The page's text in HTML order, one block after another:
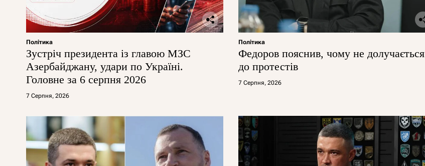
Політика
Зустріч президента із главою МЗС
Азербайджану, удари по Україні.
Головне за 6 серпня 2026
7 Серпня, 2026
Політика
Федоров пояснив, чому не долучається
до протестів
7 Серпня, 2026